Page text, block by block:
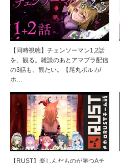
【同時視聴】チェンソーマン1,2話
を、観る。雑談のあとアマプラ配信
の3話も、観たい。【尾丸ポルカ/
ホ…
【RUST】楽しんだものが勝つAチ